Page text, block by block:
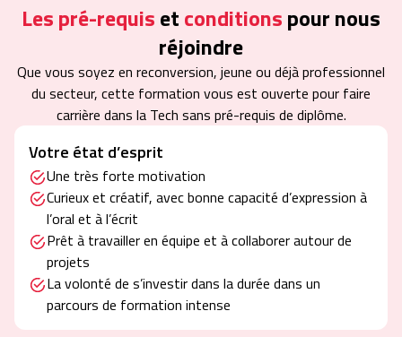
Les pré-requisetconditionspour nous
réjoindre
Que vous soyez en reconversion, jeune ou déjà professionnel
du secteur, cette formation vous est ouverte pour faire
carrière dans la Tech sans pré-requis de diplôme.
Votre état d’esprit
Une très forte motivation
Curieux et créatif, avec bonne capacité d’expression à
l’oral et à l’écrit
Prêt à travailler en équipe et à collaborer autour de
projets
La volonté de s’investir dans la durée dans un
parcours de formation intense